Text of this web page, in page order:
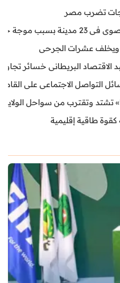
موجة حر شديدة
ويخلف عشرات الجرحى
البريطاني خسائر تجاوزت 1.5 مليار
الاجتماعي على القاصرين
تشتد وتقترب من سواحل
طاقية إقليمية